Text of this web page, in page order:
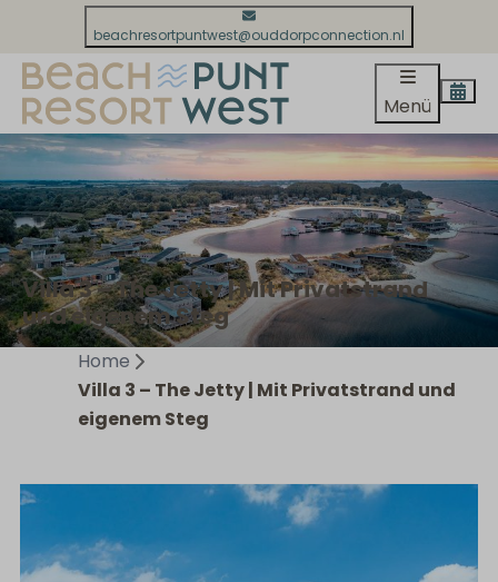
beachresortpuntwest@ouddorpconnection.nl
Menü
Villa 3 – The Jetty | Mit Privatstrand
und eigenem Steg
Home
Villa 3 – The Jetty | Mit Privatstrand und
eigenem Steg